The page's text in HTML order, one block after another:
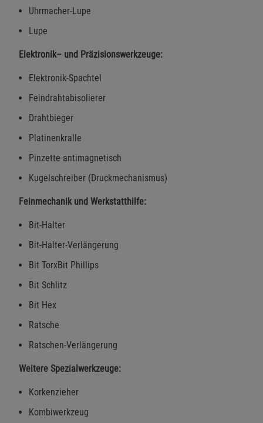
Uhrmacher-Lupe
Lupe
Elektronik– und Präzisionswerkzeuge:
Elektronik-Spachtel
Feindrahtabisolierer
Drahtbieger
Platinenkralle
Pinzette antimagnetisch
Kugelschreiber (Druckmechanismus)
Feinmechanik und Werkstatthilfe:
Bit-Halter
Bit-Halter-Verlängerung
Bit TorxBit Phillips
Bit Schlitz
Bit Hex
Ratsche
Ratschen-Verlängerung
Weitere Spezialwerkzeuge:
Korkenzieher
Kombiwerkzeug
Zurück Einstellungen speichern für die Gruppe
Einwilligung nicht erteilen
Notwendige Cookies (5)
Funktionale Cookies (1)
Beschreibung Funktionale Cookies
Cookie-Informationen
Statistik Cookies (2)
Marketing Cookies (3)
Beschreibung Marketing Cookies